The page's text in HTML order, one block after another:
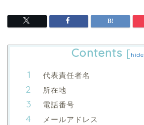
Contents [hide
代表責任者名
所在地
電話番号
メールアドレス